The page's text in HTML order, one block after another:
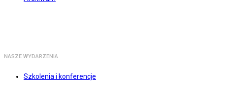
NASZE WYDARZENIA
Szkolenia i konferencje